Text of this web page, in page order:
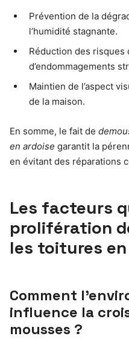
Prévention de la
l’humidité stagnante.
Réduction des risques
d’endommagements
Maintien de l’aspect
de la maison.
En somme, le fait de
en ardoise garantit la
en évitant des réparations
Les facteurs
prolifération
les toitures
Comment
influence la
mousses ?